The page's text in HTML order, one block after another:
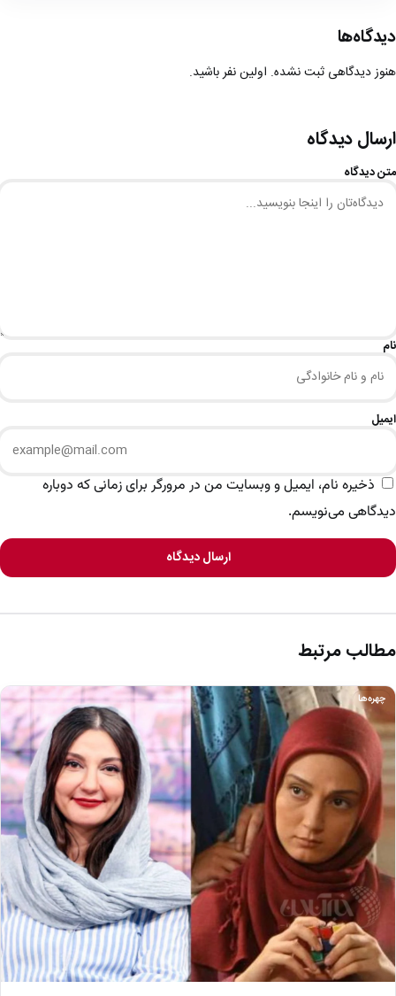
دیدگاه‌ها
هنوز دیدگاهی ثبت نشده. اولین نفر باشید.
ارسال دیدگاه
متن دیدگاه
نام
ایمیل
ذخیره نام، ایمیل و وبسایت من در مرورگر برای زمانی که دوباره
دیدگاهی می‌نویسم.
ارسال دیدگاه
مطالب مرتبط
چهره‌ها